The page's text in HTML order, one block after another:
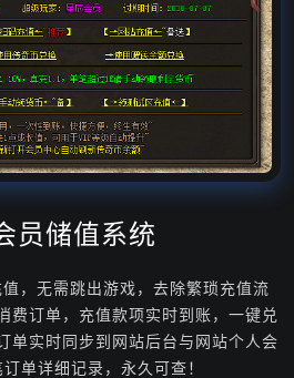
员储值系统
，无需跳出游戏，去除繁琐充值流
费订单，充值款项实时到账，一键兑
单实时同步到网站后台与网站个人会
单详细记录，永久可查！